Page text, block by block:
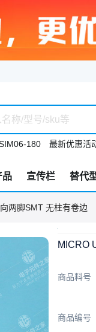
180 最新优惠活
品 宣传栏 替代
两脚SMT 无柱有卷边
MICRO
商品料号
商品编号